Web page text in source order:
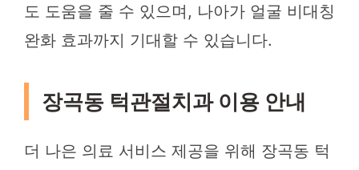
도 도움을 줄 수 있으며, 나아가 얼굴 비대칭
완화 효과까지 기대할 수 있습니다.
장곡동 턱관절치과 이용 안내
더 나은 의료 서비스 제공을 위해 장곡동 턱